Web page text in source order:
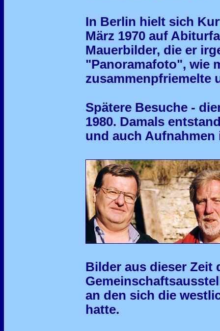
In Berlin hielt sich
März 1970 auf
Mauerbilder, die er
"Panoramafoto", wie
zusammenpfriemelte
Spätere Besuche -
1980. Damals
und auch Aufnahmen
Bilder aus dieser Zeit
an den sich die
hatte.